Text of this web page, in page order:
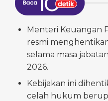
Menteri Keuangan
resmi
selama masa
2026.
Kebijakan ini
celah hukum